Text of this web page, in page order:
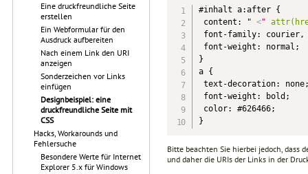
Eine druckfreundliche Seite
erstellen
Ein Webformular für den
Ausdruck aufbereiten
Nach einem Link den URI
anzeigen
Sonderzeichen vor Links
einfügen
Designbeispiel: eine
druckfreundliche Seite mit
CSS
Hacks, Workarounds und
Fehlersuche
Besondere Werte für Internet
Explorer 5.x für Windows
#inhalt a:after {
content: " <"
font-family: courier,
font-weight: normal;
}
a {
text-decoration:
font-weight: bold;
color: #626466;
}
Bitte beachten Sie hierbei jedoch, dass
und daher die URIs der Links in der